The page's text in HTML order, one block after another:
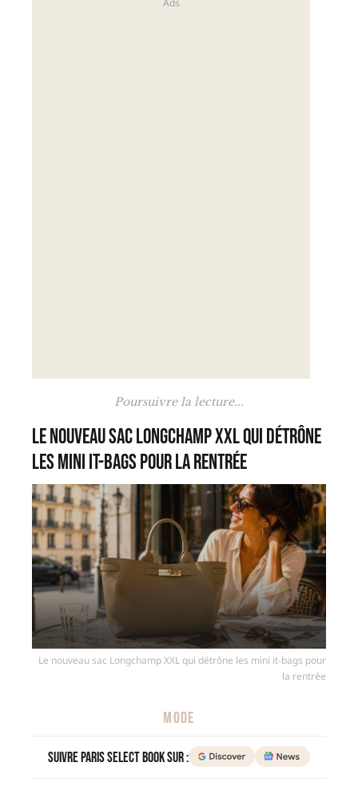
Poursuivre la lecture...
Le nouveau sac Longchamp XXL qui détrône
les mini it-bags pour la rentrée
Le nouveau sac Longchamp XXL qui détrône les mini it-bags pour
la rentrée
MODE
Suivre Paris Select Book sur :